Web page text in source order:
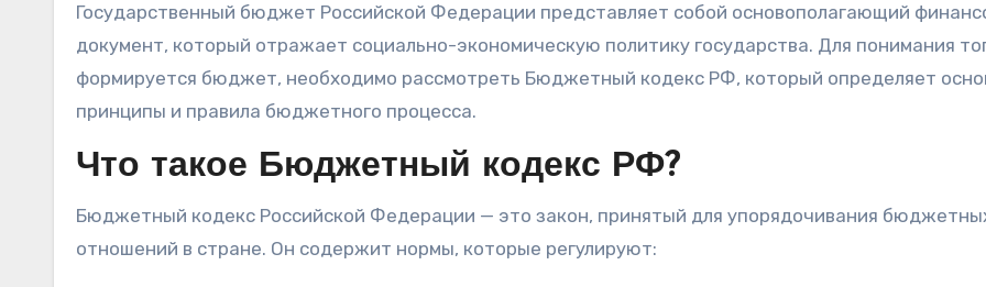
Государственный бюджет Российской Федерации представляет собой основополагающий финансовый
документ, который отражает социально-экономическую политику государства. Для понимания
формируется бюджет, необходимо рассмотреть Бюджетный кодекс РФ, который определяет
принципы и правила бюджетного процесса.
Что такое Бюджетный кодекс РФ?
Бюджетный кодекс Российской Федерации — это закон, принятый для упорядочивания
отношений в стране. Он содержит нормы, которые регулируют: